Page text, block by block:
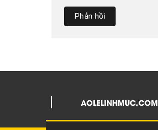
AOLELINHMUC.COM